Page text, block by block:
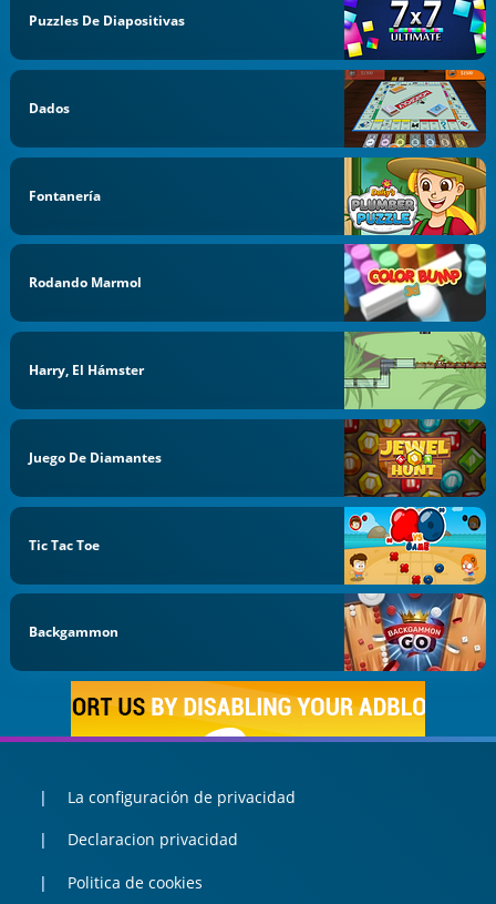
Puzzles De Diapositivas
Dados
Fontanería
Rodando Marmol
Harry, El Hámster
Juego De Diamantes
Tic Tac Toe
Backgammon
La configuración de privacidad
Declaracion privacidad
Politica de cookies